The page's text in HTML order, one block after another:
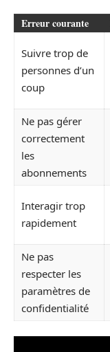
Erreur courante
Suivre trop de
personnes d’un
coup
Ne pas gérer
correctement
les
abonnements
Interagir trop
rapidement
Ne pas
respecter les
paramètres de
confidentialité